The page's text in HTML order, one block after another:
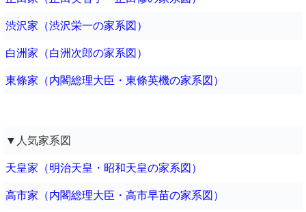
渋沢家（渋沢栄一の家系図）
白洲家（白洲次郎の家系図）
東條家（内閣総理大臣・東條英機の家系図）
▼人気家系図
天皇家（明治天皇・昭和天皇の家系図）
高市家（内閣総理大臣・高市早苗の家系図）